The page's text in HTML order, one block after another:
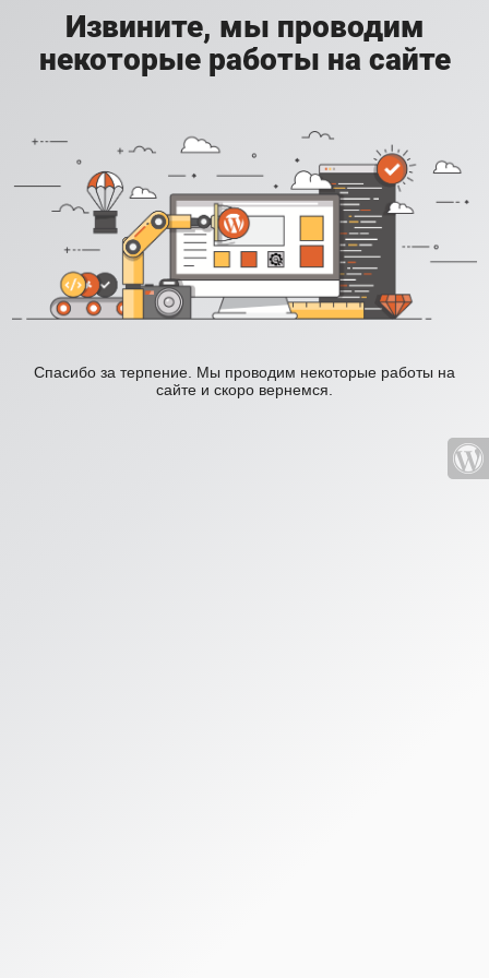
Извините, мы проводим
некоторые работы на сайте
Спасибо за терпение. Мы проводим некоторые работы на
сайте и скоро вернемся.